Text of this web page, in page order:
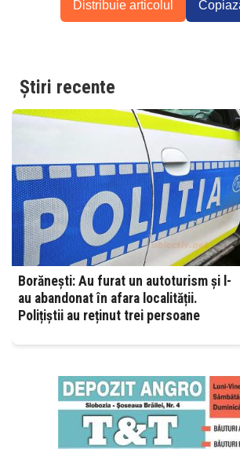
Distribuie articolul
Știri recente
Borănești: Au furat un autoturism și l-
au abandonat în afara localității.
Polițiștii au reținut trei persoane